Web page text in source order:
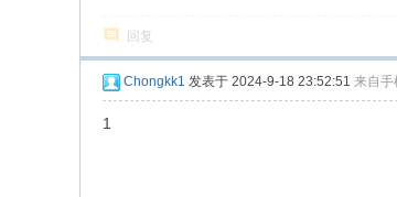
回复
Chongkk1 发表于 2024-9-18 23:52:51 来自手
1